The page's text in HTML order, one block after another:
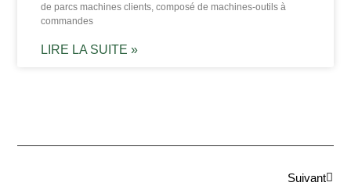
de parcs machines clients, composé de machines-outils à
commandes
LIRE LA SUITE »
Suivant